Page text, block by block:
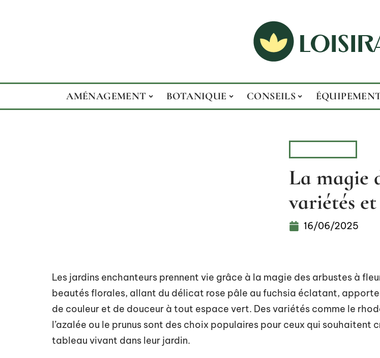
AMÉNAGEMENT BOTANIQUE CONSEILS
La magie
variétés
16/06/2025
Les jardins enchanteurs prennent vie grâce à la magie des arbustes à
beautés florales, allant du délicat rose pâle au fuchsia éclatant,
de couleur et de douceur à tout espace vert. Des variétés comme le
l’azalée ou le prunus sont des choix populaires pour ceux qui souhaitent
tableau vivant dans leur jardin.